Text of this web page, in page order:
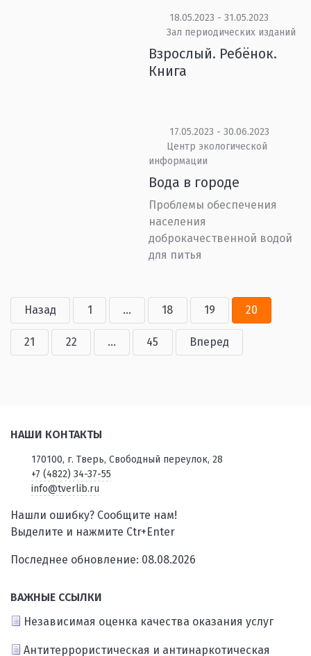
18.05.2023 - 31.05.2023
Зал периодических изданий
Взрослый. Ребёнок.
Книга
17.05.2023 - 30.06.2023
Центр экологической
информации
Вода в городе
Проблемы обеспечения
населения
доброкачественной водой
для питья
Назад 1 ... 18 19 20
21 22 ... 45 Вперед
НАШИ КОНТАКТЫ
170100, г. Тверь, Свободный переулок, 28
+7 (4822) 34-37-55
info@tverlib.ru
Нашли ошибку? Сообщите нам!
Выделите и нажмите Ctr+Enter
Последнее обновление: 08.08.2026
ВАЖНЫЕ ССЫЛКИ
Независимая оценка качества оказания услуг
Антитеррористическая и антинаркотическая